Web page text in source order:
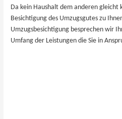
Da kein Haushalt dem anderen
Besichtigung des Umzugsgutes zu
Umzugsbesichtigung besprechen wir
Umfang der Leistungen die Sie in